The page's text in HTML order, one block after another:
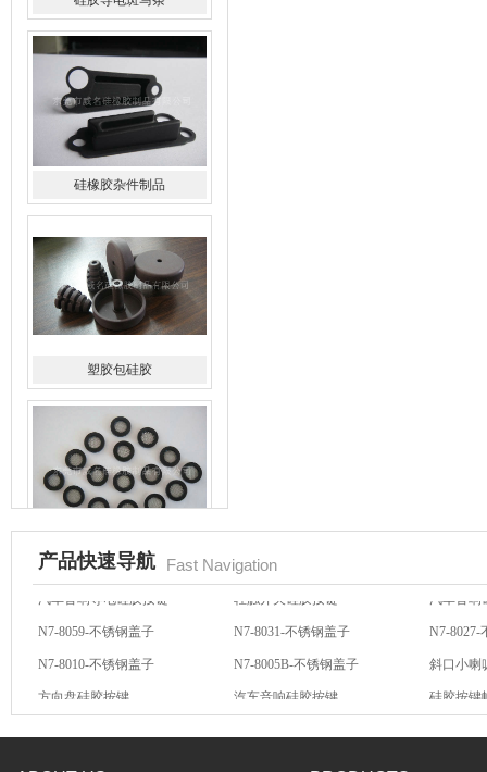
硅橡胶杂件制品
塑胶包硅胶
水橡胶过滤网
酒罐密封圈
产品快速导航 Fast Navigation
汽车音响导电硅胶按键 轻触开关硅胶按键 汽车音响